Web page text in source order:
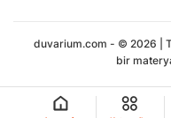
duvarium.com - © 2026 |
bir